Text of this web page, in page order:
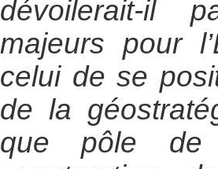
dévoilerait-il
majeurs pour
celui de se
de la
que pôle de